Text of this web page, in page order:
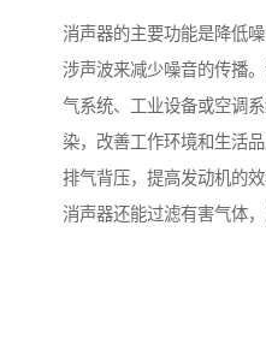
消声器的主要功能是降低
涉声波来减少噪音的传播
气系统、工业设备或空调
染，改善工作环境和生活
排气背压，提高发动机的
消声器还能过滤有害气体，